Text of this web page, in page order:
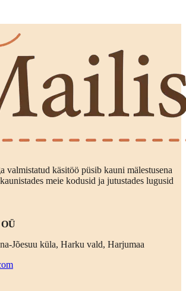
valmistatud käsitöö püsib kauni mälestusena
meie kodusid ja jutustades lugusid
Jõesuu küla, Harku vald, Harjumaa